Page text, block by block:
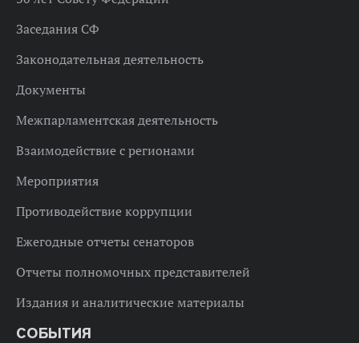
Заседания СФ
Законодательная деятельность
Документы
Межпарламентская деятельность
Взаимодействие с регионами
Мероприятия
Противодействие коррупции
Ежегодные отчеты сенаторов
Отчеты полномочных представителей
Издания и аналитические материалы
СОБЫТИЯ